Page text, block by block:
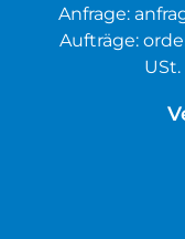
Anfrage:
Aufträge:
USt.